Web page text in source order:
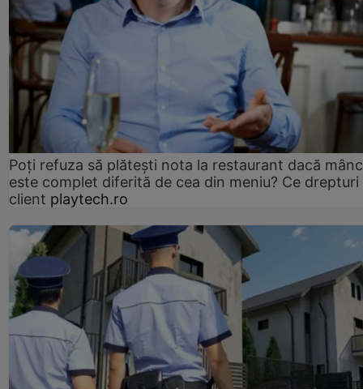
Poți refuza să plătești nota la restaurant dacă
este complet diferită de cea din meniu? Ce drepturi
client playtech.ro